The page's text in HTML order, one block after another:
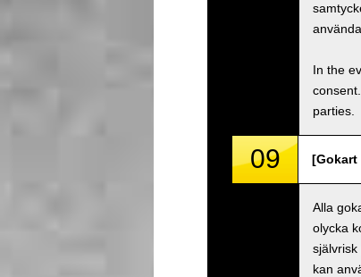
In the
parties.
09 [Gokart
Alla
olycka
självrisk
kan